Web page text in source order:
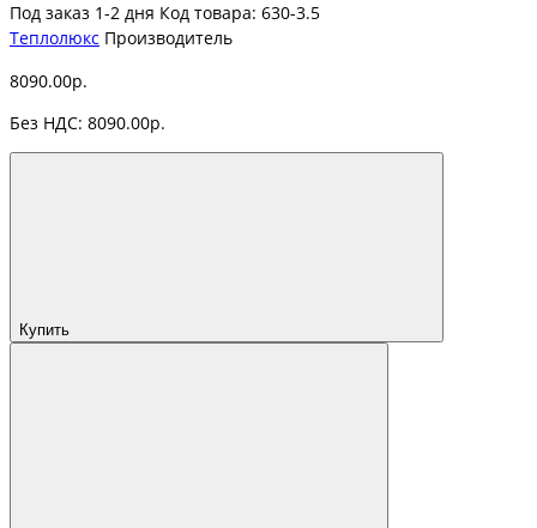
Под заказ 1-2 дня Код товара: 630-3.5
Теплолюкс Производитель
8090.00р.
Без НДС: 8090.00р.
Купить